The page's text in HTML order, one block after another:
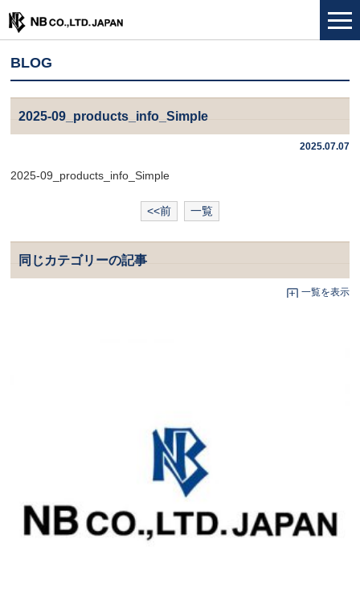
BLOG
2025-09_products_info_Simple
2025.07.07
2025-09_products_info_Simple
<<前 一覧
同じカテゴリーの記事
一覧を表示